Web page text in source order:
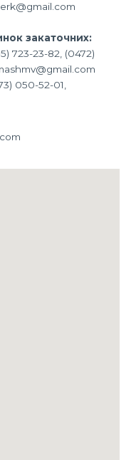
закаточних:
723-23-82, (0472)
050-52-01,